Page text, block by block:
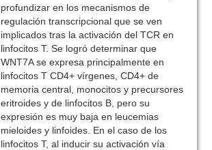
profundizar en los mecanismos de
regulación transcripcional que se ven
implicados tras la activación del TCR en
linfocitos T. Se logró determinar que
WNT7A se expresa principalmente en
linfocitos T CD4+ vírgenes, CD4+ de
memoria central, monocitos y precursores
eritroides y de linfocitos B, pero su
expresión es muy baja en leucemias
mieloides y linfoides. En el caso de los
linfocitos T, al inducir su activación vía